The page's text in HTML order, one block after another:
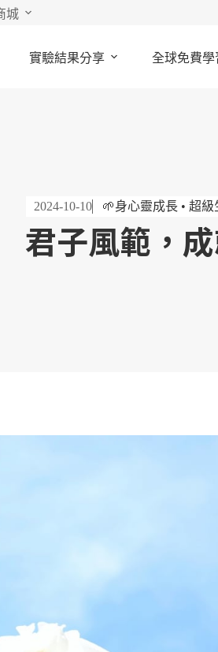
城
實驗結果分享 全球免費學
2024-10-10 🌱身心靈成長 • 超級
君子風範，